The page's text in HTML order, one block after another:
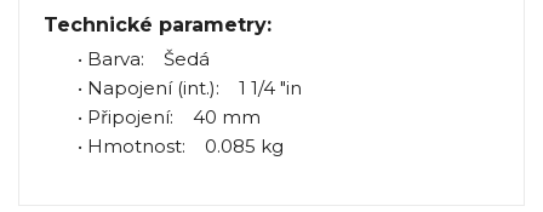
Technické parametry:
• Barva: Šedá
• Napojení (int.): 1 1/4 "in
• Připojení: 40 mm
• Hmotnost: 0.085 kg